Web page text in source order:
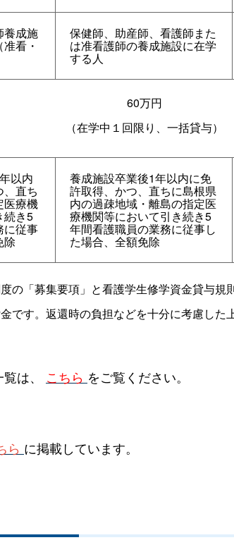
養成施
看・
保健師、助産師、看護師また
は准看護師の養成施設に在学
する人
60万円
（在学中１回限り、一括貸与）
以内
、直ち
医療機
続き5
に従事
除
養成施設卒業後1年以内に免
許取得、かつ、直ちに島根県
内の過疎地域・離島の指定医
療機関等において引き続き5
年間看護職員の業務に従事し
た場合、全額免除
の「募集要項」と看護学生修学資金貸与規
です。返還時の負担などを十分に考慮した
は、 こちら をご覧ください。
ら に掲載しています。